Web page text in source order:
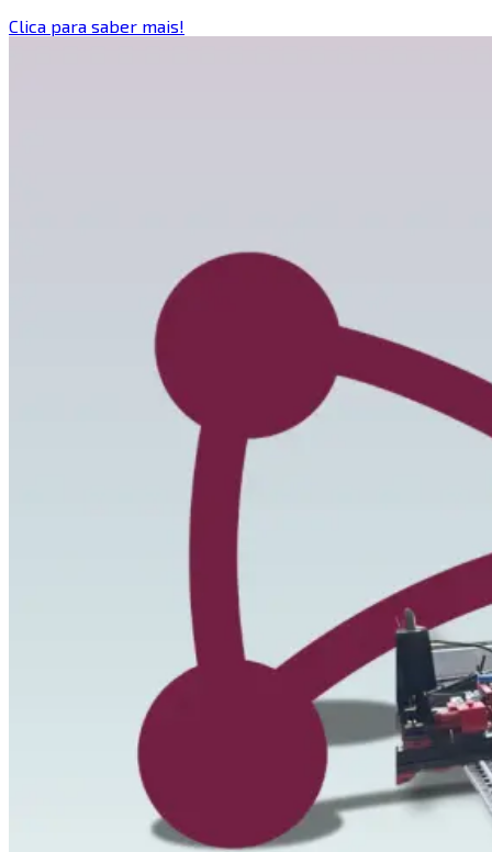
Clica para saber mais!